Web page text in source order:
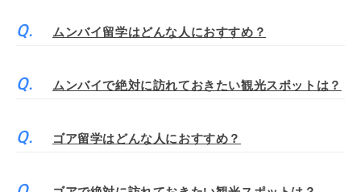
ムンバイ留学はどんな人におすすめ？
ムンバイで絶対に訪れておきたい観光スポットは？
ゴア留学はどんな人におすすめ？